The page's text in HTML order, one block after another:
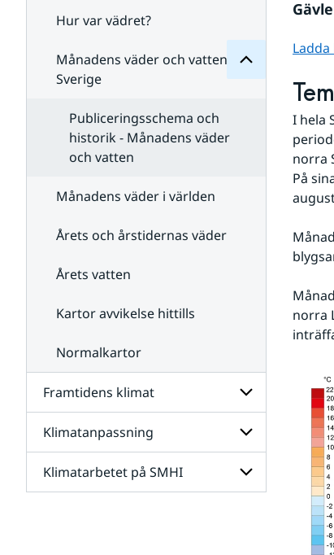
Hur var vädret?
Månadens väder och vatten i
Sverige
Publiceringsschema och
historik - Månadens väder
och vatten
Månadens väder i världen
Årets och årstidernas väder
Årets vatten
Kartor avvikelse hittills
Normalkartor
Framtidens klimat
Undersidor
för
Framtidens
klimat
Klimatanpassning
Undersidor
för
Klimatarbetet på SMHI
Klimatarbetet
I hela
norra
På
norra